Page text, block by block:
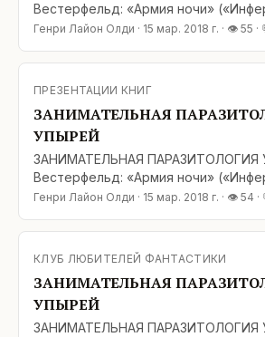
Вестерфельд: «Армия ночи»
ночи») — Scott Westerfeld: «Peeps»
увлекательные и нестандартные
раз из таких. Несмотря
Генри Лайон Олди · 15 мар. 2018 г. · 👁 55 ·
ПРЕЗЕНТАЦИИ КНИГ
ЗАНИМАТЕЛЬНАЯ
УПЫРЕЙ
ЗАНИМАТЕЛЬНАЯ ПАРАЗИТОЛОГИЯ
Вестерфельд: «Армия ночи»
ночи») — Scott Westerfeld: «Peeps»
увлекательные и нестандартные
вампиров! «Армия ночи» Скотта
раз из таких. Несмотря
Генри Лайон Олди · 15 мар. 2018 г. · 👁 54 ·
КЛУБ ЛЮБИТЕЛЕЙ ФАНТАСТИКИ
ЗАНИМАТЕЛЬНАЯ
УПЫРЕЙ
ЗАНИМАТЕЛЬНАЯ ПАРАЗИТОЛОГИЯ